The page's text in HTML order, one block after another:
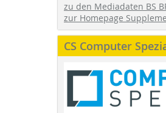
zu den Mediadaten BS
zur Homepage
CS Computer